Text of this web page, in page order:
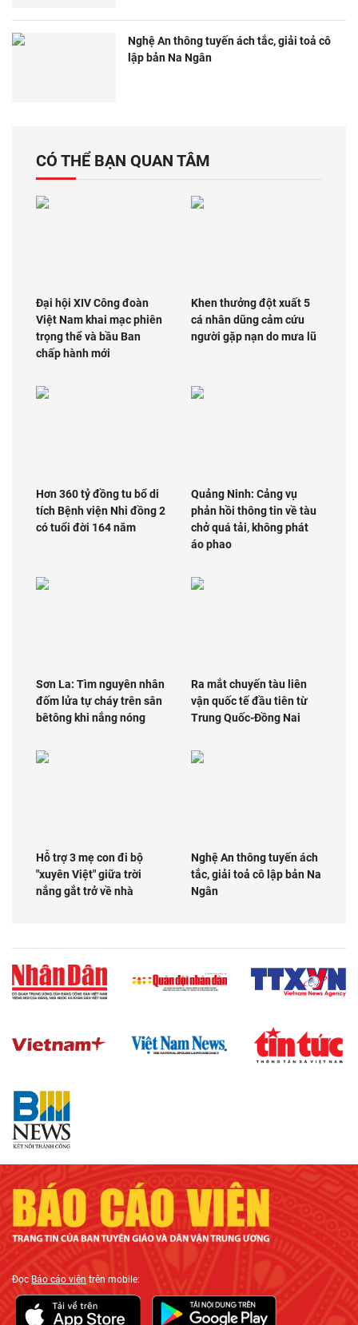
Nghệ An thông tuyến ách tắc, giải toả cô
lập bản Na Ngân
CÓ THỂ BẠN QUAN TÂM
Đại hội XIV Công đoàn
Việt Nam khai mạc phiên
trọng thể và bầu Ban
chấp hành mới
Khen thưởng đột xuất 5
cá nhân dũng cảm cứu
người gặp nạn do mưa lũ
Hơn 360 tỷ đồng tu bổ di
tích Bệnh viện Nhi đồng 2
có tuổi đời 164 năm
Quảng Ninh: Cảng vụ
phản hồi thông tin về tàu
chở quá tải, không phát
áo phao
Sơn La: Tìm nguyên nhân
đốm lửa tự cháy trên sân
bêtông khi nắng nóng
Ra mắt chuyến tàu liên
vận quốc tế đầu tiên từ
Trung Quốc-Đồng Nai
Hỗ trợ 3 mẹ con đi bộ
"xuyên Việt" giữa trời
nắng gắt trở về nhà
Nghệ An thông tuyến ách
tắc, giải toả cô lập bản Na
Ngân
ĐọcBáo cáo viên trên mobile: